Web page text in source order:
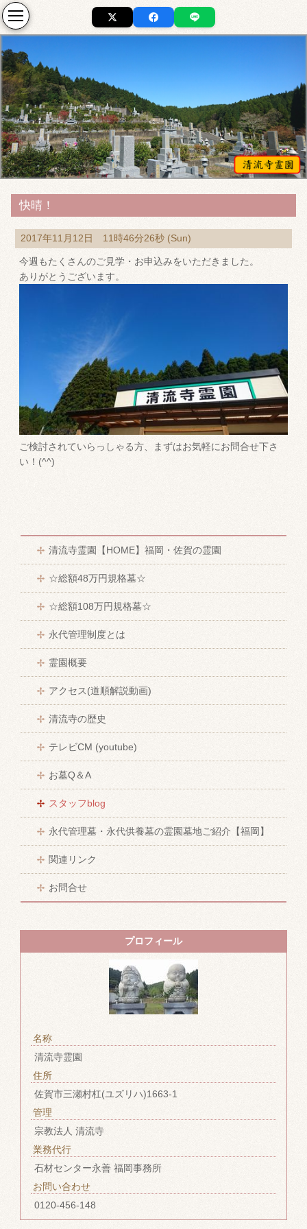
快晴！
2017年11月12日 11時46分26秒 (Sun)
今週もたくさんのご見学・お申込みをいただきました。
ありがとうございます。
ご検討されていらっしゃる方、まずはお気軽にお問合せ下さ
い！(^^)
清流寺霊園【HOME】福岡・佐賀の霊園
☆総額48万円規格墓☆
☆総額108万円規格墓☆
永代管理制度とは
霊園概要
アクセス(道順解説動画)
清流寺の歴史
テレビCM (youtube)
お墓Q＆A
スタッフblog
永代管理墓・永代供養墓の霊園墓地ご紹介【福岡】
関連リンク
お問合せ
プロフィール
名称
清流寺霊園
住所
佐賀市三瀬村杠(ユズリハ)1663-1
管理
宗教法人 清流寺
業務代行
石材センター永善 福岡事務所
お問い合わせ
0120-456-148